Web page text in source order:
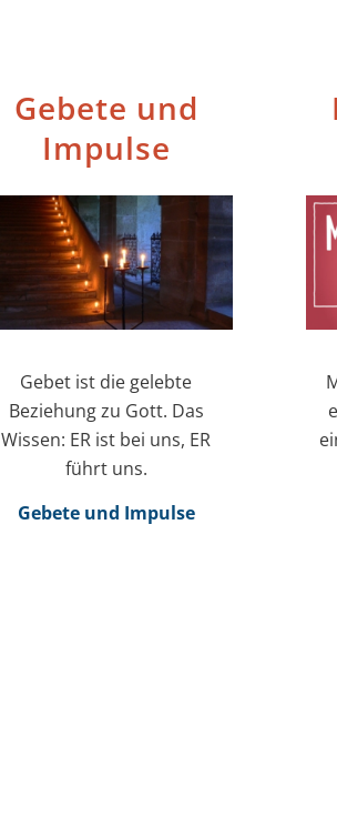
Gebete und
Impulse
Gebet ist die gelebte
Beziehung zu Gott. Das
Wissen: ER ist bei uns, ER
führt uns.
Gebete und Impulse